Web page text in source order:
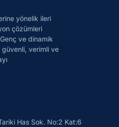
yönelik ileri
çözümleri
ve dinamik
verimli ve
Has Sok. No:2 Kat:6